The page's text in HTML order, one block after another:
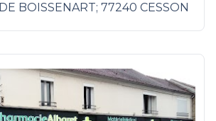
BOISSENART; 77240 CESSON